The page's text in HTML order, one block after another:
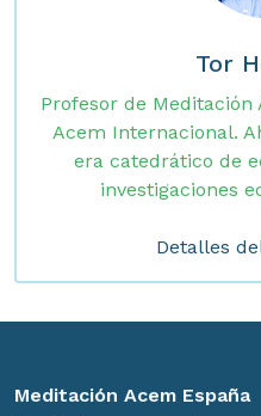
Tor
Profesor de
Acem Internacional.
era catedrático de
investigaciones
Detalles
Meditación Acem España